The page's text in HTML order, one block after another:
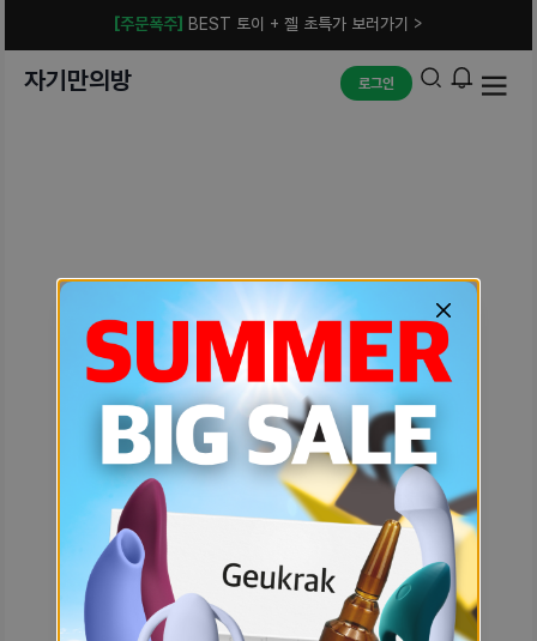
[주문폭주] BEST 토이 + 젤 초특가 보러가기 >
자기만의방 로그인
예상치 못한 에러입니다.